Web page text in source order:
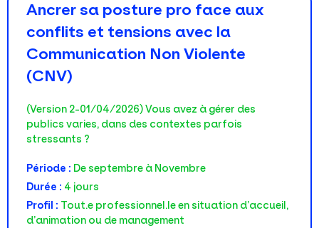
Ancrer sa posture pro face aux
conflits et tensions avec la
Communication Non Violente
(CNV)
(version 2-01/04/2026) Vous avez à gérer des
publics varies, dans des contextes parfois
stressants ?
Période : De septembre à Novembre
Durée : 4 jours
Profil : Tout.e professionnel.le en situation d’accueil,
d’animation ou de management